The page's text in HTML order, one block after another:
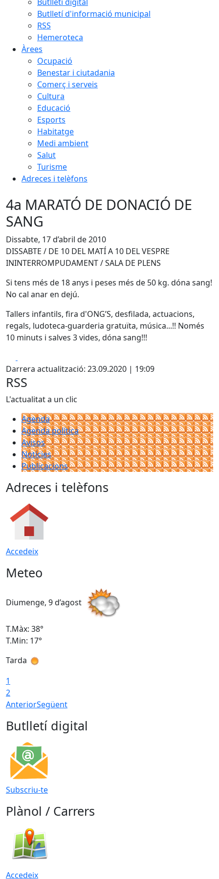
Butlletí d'informació municipal
RSS
Hemeroteca
Àrees
Ocupació
Benestar i ciutadania
Comerç i serveis
Cultura
Educació
Esports
Habitatge
Medi ambient
Salut
Turisme
Adreces i telèfons
4a MARATÓ DE DONACIÓ DE
SANG
Dissabte, 17 d’abril de 2010
DISSABTE / DE 10 DEL MATÍ A 10 DEL VESPRE
ININTERROMPUDAMENT / SALA DE PLENS
Si tens més de 18 anys i peses més de 50 kg. dóna sang!
No cal anar en dejú.
Tallers infantils, fira d'ONG’S, desfilada, actuacions,
regals, ludoteca-guarderia gratuïta, música...!! Només
10 minuts i salves 3 vides, dóna sang!!!
Darrera actualització: 23.09.2020 | 19:09
RSS
L'actualitat a un clic
Agenda
Agenda política
Avisos
Notícies
Publicacions
Adreces i telèfons
Accedeix
Meteo
Diumenge, 9 d’agost
T.Màx: 38°
T.Min: 17°
Tarda
1
2
AnteriorSegüent
Butlletí digital
Subscriu-te
Plànol / Carrers
Accedeix